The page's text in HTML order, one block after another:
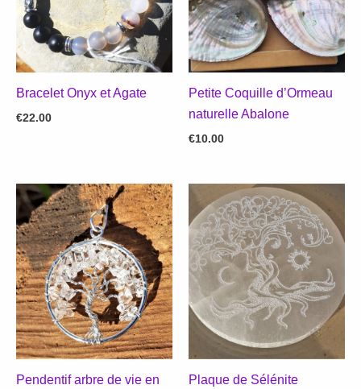
Bracelet Onyx et Agate
€22.00
Petite Coquille d’Ormeau
naturelle Abalone
€10.00
Pendentif arbre de vie en
Plaque de Sélénite